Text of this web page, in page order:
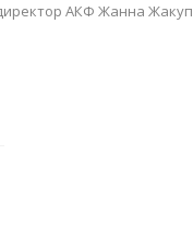
АКФ Жанна